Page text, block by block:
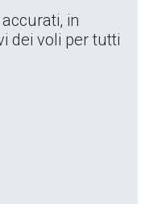
in
dei voli per tutti